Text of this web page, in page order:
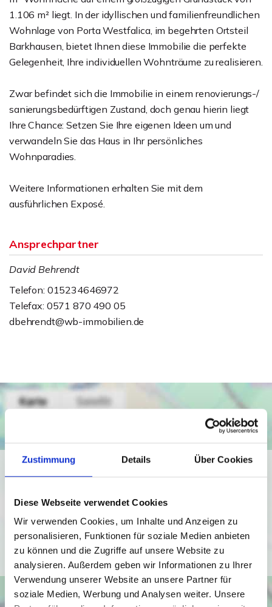
Zustimmung Details Über Cookies
Diese Webseite verwendet Cookies
Wir verwenden Cookies, um Inhalte und Anzeigen zu
personalisieren, Funktionen für soziale Medien anbieten
zu können und die Zugriffe auf unsere Website zu
analysieren. Außerdem geben wir Informationen zu Ihrer
Verwendung unserer Website an unsere Partner für
soziale Medien, Werbung und Analysen weiter. Unsere
1.106 m² liegt. In der idyllischen und familienfreundlichen
Wohnlage von Porta Westfalica, im begehrten Ortsteil
Barkhausen, bietet Ihnen diese Immobilie die perfekte
Gelegenheit, Ihre individuellen Wohnträume zu realisieren.
Zwar befindet sich die Immobilie in einem renovierungs-/
sanierungsbedürftigen Zustand, doch genau hierin liegt
Ihre Chance: Setzen Sie Ihre eigenen Ideen um und
verwandeln Sie das Haus in Ihr persönliches
Wohnparadies.
Weitere Informationen erhalten Sie mit dem
ausführlichen Exposé.
Ansprechpartner
David Behrendt
Telefon: 015234646972
Telefax: 0571 870 490 05
dbehrendt@wb-immobilien.de
Ich bin damit einverstanden, dass mir Karten von Google
Datenschutzbedingungen von Google
https://policies.google.com/privacy
Ich bin einverstanden